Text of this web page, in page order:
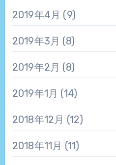
2019年4月 (9)
2019年3月 (8)
2019年2月 (8)
2019年1月 (14)
2018年12月 (12)
2018年11月 (11)